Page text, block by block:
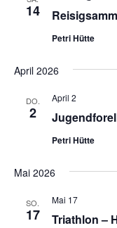
14
Petri Hütte
April 2026
DO.
2
April 2
Petri Hütte
Mai 2026
SO.
17 Triathlon –
Mai 17